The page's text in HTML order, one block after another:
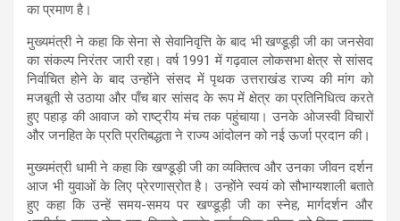
का प्रमाण है।
मुख्यमंत्री ने कहा कि सेना से सेवानिवृत्ति के बाद भी खण्डूड़ी जी का जनसेवा
का संकल्प निरंतर जारी रहा। वर्ष 1991 में गढ़वाल लोकसभा क्षेत्र से सांसद
निर्वाचित होने के बाद उन्होंने संसद में पृथक उत्तराखंड राज्य की मांग को
मजबूती से उठाया और पाँच बार सांसद के रूप में क्षेत्र का प्रतिनिधित्व करते
हुए पहाड़ की आवाज को राष्ट्रीय मंच तक पहुंचाया। उनके ओजस्वी विचारों
और जनहित के प्रति प्रतिबद्धता ने राज्य आंदोलन को नई ऊर्जा प्रदान की।
मुख्यमंत्री धामी ने कहा कि खण्डूड़ी जी का व्यक्तित्व और उनका जीवन दर्शन
आज भी युवाओं के लिए प्रेरणास्रोत है। उन्होंने स्वयं को सौभाग्यशाली बताते
हुए कहा कि उन्हें समय-समय पर खण्डूड़ी जी का स्नेह, मार्गदर्शन और